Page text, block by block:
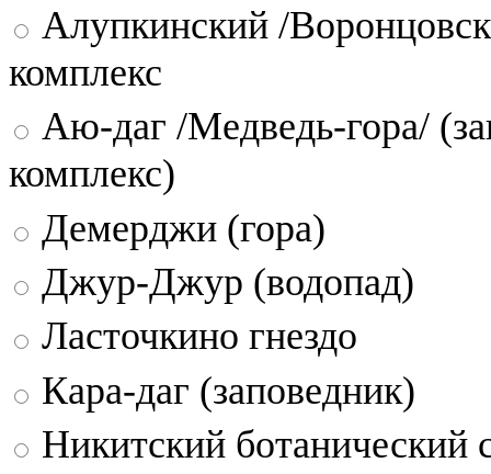
Алупкинский /
комплекс
Аю-даг /Медведь-гора/
комплекс)
Демерджи (гора)
Джур-Джур (водопад)
Ласточкино гнездо
Кара-даг (заповедник)
Никитский ботанический